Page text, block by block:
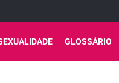
GLOSSÁRIO